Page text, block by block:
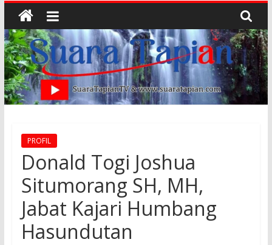
PROFIL
Donald Togi Joshua
Situmorang SH, MH,
Jabat Kajari Humbang
Hasundutan